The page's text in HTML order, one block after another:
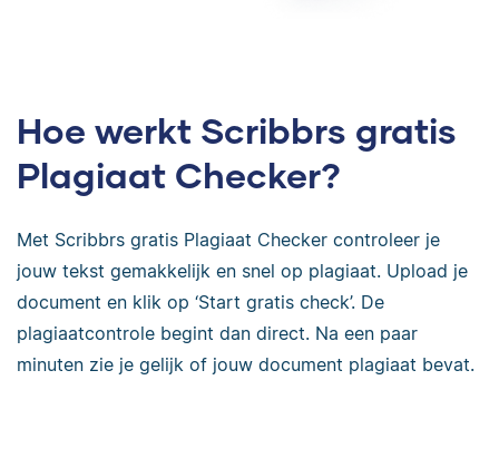
Hoe werkt Scribbrs gratis
Plagiaat Checker?
Met Scribbrs gratis Plagiaat Checker controleer je
jouw tekst gemakkelijk en snel op plagiaat. Upload je
document en klik op ‘Start gratis check’. De
plagiaatcontrole begint dan direct. Na een paar
minuten zie je gelijk of jouw document plagiaat bevat.